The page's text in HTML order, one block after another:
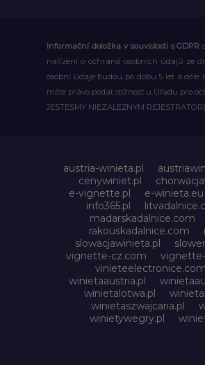
Informační doložka v souvislosti s GDPR
nařízení o ochraně osobních údajů ze
osobní údaje budou po dobu 5 let a
máte právo podat stížnost u Úřadu pro
JESTEŚMY NIEZALEŻNYM
austria-winieta.pl
cenywiniet.pl
e-vignette.pl
e-winieta.eu
info365.pl
madarskadalnice.com
rakouskadalnice.com
slowacjawinieta.pl
vignette-cz.com
vinieteelectronice.com
winietaaustria.pl
winietalotwa.pl
winietaszwajcaria.pl
winietywegry.pl